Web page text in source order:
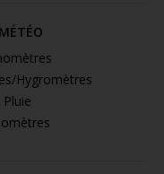
Hygromètres